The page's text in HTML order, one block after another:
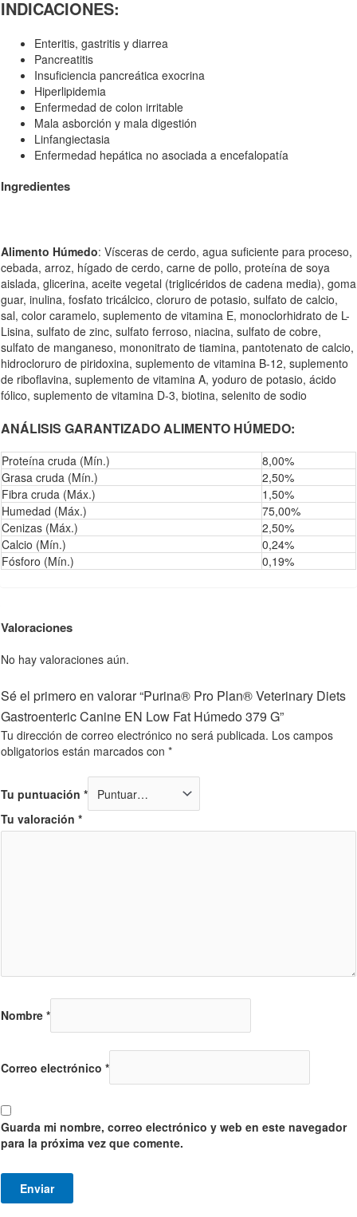
INDICACIONES:
Enteritis, gastritis y diarrea
Pancreatitis
Insuficiencia pancreática exocrina
Hiperlipidemia
Enfermedad de colon irritable
Mala asborción y mala digestión
Linfangiectasia
Enfermedad hepática no asociada a encefalopatía
Ingredientes
Alimento Húmedo: Vísceras de cerdo, agua suficiente para proceso,
cebada, arroz, hígado de cerdo, carne de pollo, proteína de soya
aislada, glicerina, aceite vegetal (triglicéridos de cadena media), goma
guar, inulina, fosfato tricálcico, cloruro de potasio, sulfato de calcio,
sal, color caramelo, suplemento de vitamina E, monoclorhidrato de L-
Lisina, sulfato de zinc, sulfato ferroso, niacina, sulfato de cobre,
sulfato de manganeso, mononitrato de tiamina, pantotenato de calcio,
hidrocloruro de piridoxina, suplemento de vitamina B-12, suplemento
de riboflavina, suplemento de vitamina A, yoduro de potasio, ácido
fólico, suplemento de vitamina D-3, biotina, selenito de sodio
ANÁLISIS GARANTIZADO ALIMENTO HÚMEDO:
Proteína cruda (Mín.)
8,00%
Grasa cruda (Mín.)
2,50%
Fibra cruda (Máx.)
1,50%
Humedad (Máx.)
75,00%
Cenizas (Máx.)
2,50%
Calcio (Mín.)
0,24%
Fósforo (Mín.)
0,19%
Valoraciones
No hay valoraciones aún.
Sé el primero en valorar “Purina® Pro Plan® Veterinary Diets
Gastroenteric Canine EN Low Fat Húmedo 379 G”
Tu dirección de correo electrónico no será publicada. Los campos
obligatorios están marcados con *
Tu puntuación *
Tu valoración *
Nombre *
Correo electrónico *
Guarda mi nombre, correo electrónico y web en este navegador
para la próxima vez que comente.